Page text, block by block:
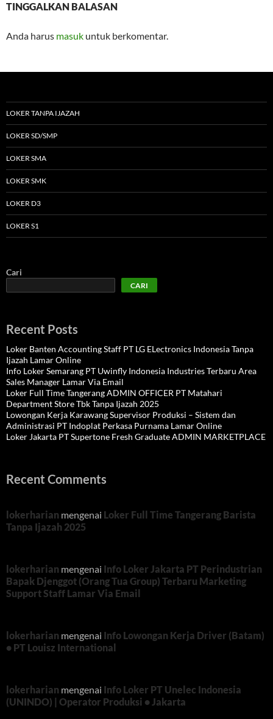
TINGGALKAN BALASAN
Anda harus masuk untuk berkomentar.
LOKER TANPA IJAZAH
LOKER SD/SMP
LOKER SMA
LOKER SMK
LOKER D3
LOKER S1
Cari
CARI
Recent Posts
Loker Banten Accounting Staff PT LG ELectronics Indonesia Tanpa
Ijazah Lamar Online
Info Loker Semarang PT Uwinfly Indonesia Industries Terbaru Area
Sales Manager Lamar Via Email
Loker Full Time Tangerang ADMIN OFFICER PT Matahari
Department Store Tbk Tanpa Ijazah 2025
Lowongan Kerja Karawang Supervisor Produksi – Sistem dan
Administrasi PT Indoplat Perkasa Purnama Lamar Online
Loker Jakarta PT Supertone Fresh Graduate ADMIN MARKETPLACE
Recent Comments
lokerharian mengenai Loker Full Time Tangerang Barista
Tanpa Ijazah 2025
lokerharian mengenai Info Loker Jakarta PT Perindustrian
Bapak Djenggot (Orang Tua Group) Terbaru Marketing
Support Staff Lamar Via Email
lokerharian mengenai Info Lowongan Kerja Driver (Batam)
• PT Louisz International
lokerharian mengenai Info Loker PT Unelec Indonesia
(UNINDO) | Operator Produksi • Jakarta